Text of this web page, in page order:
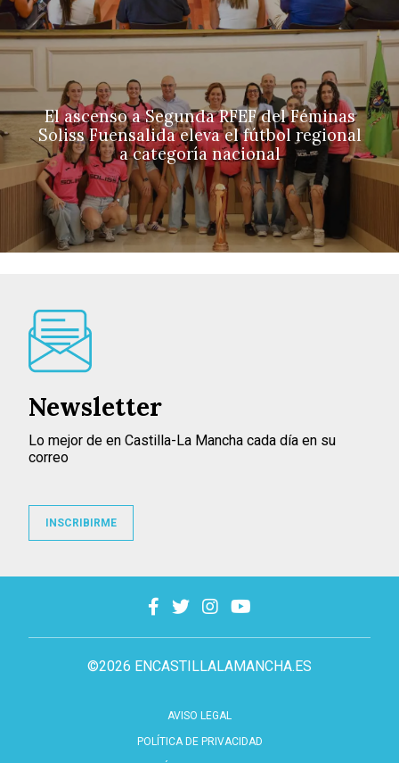
El ascenso a Segunda RFEF del Féminas
Soliss Fuensalida eleva el fútbol regional
a categoría nacional
©2026 ENCASTILLALAMANCHA.ES
AVISO LEGAL
POLÍTICA DE PRIVACIDAD
Newsletter
Lo mejor de en Castilla-La Mancha cada día en su
correo
INSCRIBIRME